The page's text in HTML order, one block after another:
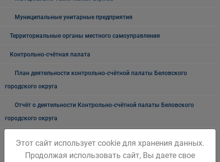
Муниципальные унитарные предприятия
Территориальные органы местного самоуправления
Контрольно-счётная палата
План деятельности контрольно-счётной палаты Беловского
городского округа
Отчёт о деятельности Контрольно-счётной палаты Беловского
городского округа
Этот сайт использует cookie для хранения данных.
Продолжая использовать сайт, Вы даете свое